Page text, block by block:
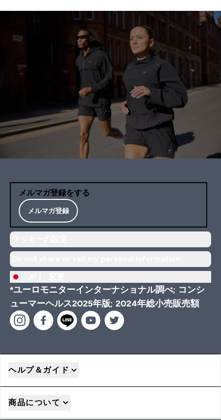
メルマガ登録をする
メルマガ登録
*ユーロモニターインターナショナル調べ; コンシ
ューマーヘルス2025年版; 2024年総小売販売額
ヘルプ＆ガイド
商品について